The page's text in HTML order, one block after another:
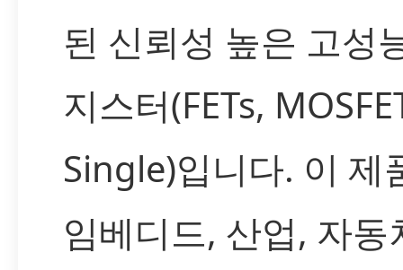
된 신뢰성 높은 고성
지스터(FETs,
Single)입니다. 이 제
임베디드, 산업, 자동